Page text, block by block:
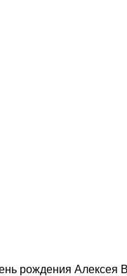
рождения Алексея